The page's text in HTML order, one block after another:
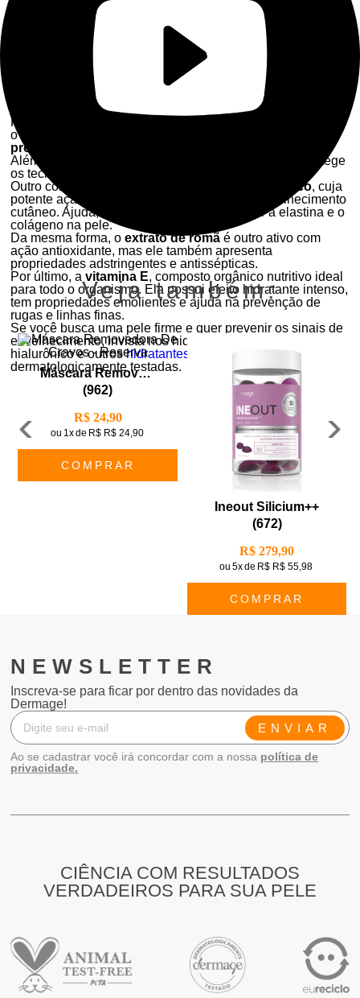
sinais do envelhecimento
, além, claro da retenção da
hidratação por muito mais tempo.
Como age o ácido hialurônico na firmeza da pele?
O ácido hialurônico é uma substância produzida
naturalmente pelo organismo. É com ela que o corpo retém
a hidratação natural, além de ser um umectante que age na
sustentação e na elasticidade da pele. O ácido possui ação
antioxidante e estimula a síntese de colágeno.
Os ativos na formulação de nossas loções para pele firme
Principal ingrediente dos dermocosméticos desta seção,
o
protetor
Além disso, promove a manutenção do colágeno e protege
os tecidos de agressões externas.
Outro componente usado é o
extrato de chá branco, cuja
potente ação antioxidante previne e trata o envelhecimento
cutâneo. Ajuda, também, a proteger e manter a elastina e o
colágeno na pele.
Da mesma forma, oextrato de romã é outro ativo com
ação antioxidante, mas ele também apresenta
propriedades adstringentes e antissépticas.
Por último, avitamina E, composto orgânico nutritivo ideal
para todo o organismo. Ela possui efeito hidratante intenso,
tem propriedades emolientes e ajuda na prevenção de
rugas e linhas finas.
Se você busca uma pele firme e quer prevenir os sinais de
envelhecimento, invista nos hidratantes com ácido
hialurônico e outroshidratantes corporais
com fórmulas
dermatologicamente testadas.
Veja também:
Máscara Removedora De Cravos - Reserva
(962)
R$ 24,90
ou 1xde R$ R$ 24,90
COMPRAR
Ineout Silicium++
(672)
R$ 279,90
ou 5xde R$ R$ 55,98
COMPRAR
NEWSLETTER
Inscreva-se para ficar por dentro das novidades da
Dermage!
ENVIAR
Ao se cadastrar você irá concordar com a nossa política de
privacidade.
CIÊNCIA COM RESULTADOS
VERDADEIROS PARA SUA PELE